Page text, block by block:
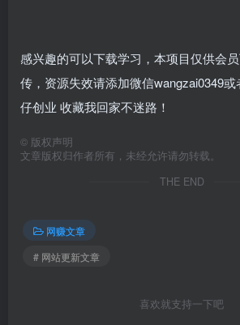
感兴趣的可以下载学习，本项目仅供会
传，资源失效请添加微信wangzai0349
仔创业 收藏我回家不迷路！
© 版权声明
文章版权归作者所有，未经允许请勿转载。
THE END
网赚文章
# 网站更新文章
喜欢就支持一下吧